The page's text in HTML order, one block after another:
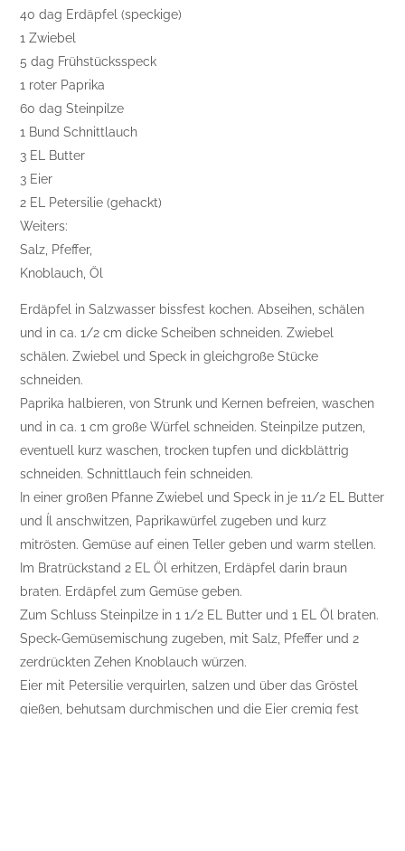
40 dag Erdäpfel (speckige)
1 Zwiebel
5 dag Frühstücksspeck
1 roter Paprika
60 dag Steinpilze
1 Bund Schnittlauch
3 EL Butter
3 Eier
2 EL Petersilie (gehackt)
Weiters:
Salz, Pfeffer,
Knoblauch, Öl
Erdäpfel in Salzwasser bissfest kochen. Abseihen, schälen
und in ca. 1/2 cm dicke Scheiben schneiden. Zwiebel
schälen. Zwiebel und Speck in gleichgroße Stücke
schneiden.
Paprika halbieren, von Strunk und Kernen befreien, waschen
und in ca. 1 cm große Würfel schneiden. Steinpilze putzen,
eventuell kurz waschen, trocken tupfen und dickblättrig
schneiden. Schnittlauch fein schneiden.
In einer großen Pfanne Zwiebel und Speck in je 11/2 EL Butter
und Íl anschwitzen, Paprikawürfel zugeben und kurz
mitrösten. Gemüse auf einen Teller geben und warm stellen.
Im Bratrückstand 2 EL Öl erhitzen, Erdäpfel darin braun
braten. Erdäpfel zum Gemüse geben.
Zum Schluss Steinpilze in 1 1/2 EL Butter und 1 EL Öl braten.
Speck-Gemüsemischung zugeben, mit Salz, Pfeffer und 2
zerdrückten Zehen Knoblauch würzen.
Eier mit Petersilie verquirlen, salzen und über das Gröstel
gießen, behutsam durchmischen und die Eier cremig fest